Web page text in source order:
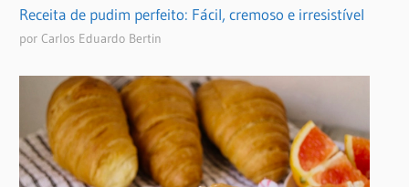
Receita de pudim perfeito: Fácil, cremoso e irresistível
por Carlos Eduardo Bertin